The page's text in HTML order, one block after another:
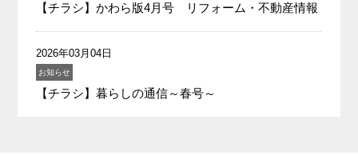
【チラシ】かわら版4月号 リフォーム・不動産情報
2026年03月04日
お知らせ
【チラシ】暮らしの通信～春号～